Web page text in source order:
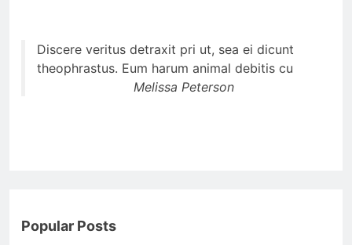
Discere veritus detraxit pri ut, sea ei dicunt
theophrastus. Eum harum animal debitis cu
Melissa Peterson
Popular Posts